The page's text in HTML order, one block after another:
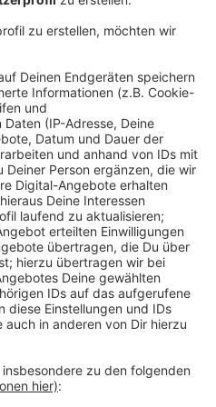
Unternehmer aus der
Berlemann von den
wieder stark zu machen
Krefeld generell nachhaltig
, als auch im
den die neue Führung der
hat, sei der richtige
identifizieren, heißt es in
bezeichnen die
das Engagement der
ein "starkes Signal".